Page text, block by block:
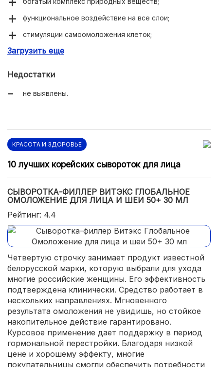
функциональное воздействие на все слои;
стимуляции самоомоложения клеток;
удобное дозирование и нанесение.
Загрузить еще
Недостатки
не выявлены.
КРАСОТА И ЗДОРОВЬЕ
10 лучших корейских сывороток для лица
СЫВОРОТКА-ФИЛЛЕР ВИТЭКС ГЛОБАЛЬНОЕ
ОМОЛОЖЕНИЕ ДЛЯ ЛИЦА И ШЕИ 50+ 30 МЛ
Рейтинг: 4.4
Четвертую строчку занимает продукт известной
белорусской марки, которую выбрали для ухода
многие российские женщины. Его эффективность
подтверждена клинически. Средство работает в
нескольких направлениях. Мгновенного
результата омоложения не увидишь, но стойкое
накопительное действие гарантировано.
Курсовое применение дает поддержку в период
гормональной перестройки. Благодаря низкой
цене и хорошему эффекту, многие
покупательницы смогли обеспечить потребности